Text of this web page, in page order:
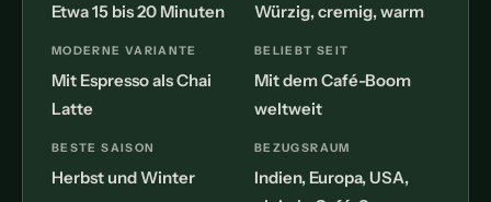
Etwa 15 bis 20 Minuten Würzig, cremig, warm
MODERNE VARIANTE
Mit Espresso als Chai
Latte
BELIEBT SEIT
Mit dem Café-Boom
weltweit
BESTE SAISON
Herbst und Winter
BEZUGSRAUM
Indien, Europa, USA,